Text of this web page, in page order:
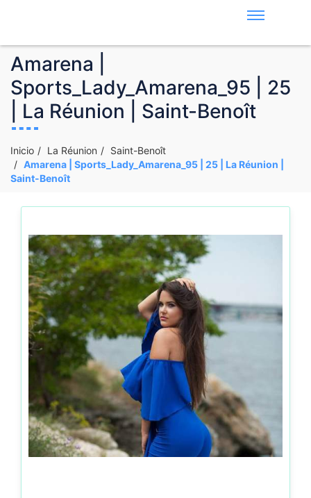
Amarena |
Sports_Lady_Amarena_95 | 25
| La Réunion | Saint-Benoît
Inicio La Réunion
Saint-Benoît
Amarena | Sports_Lady_Amarena_95 | 25 | La Réunion |
Saint-Benoît